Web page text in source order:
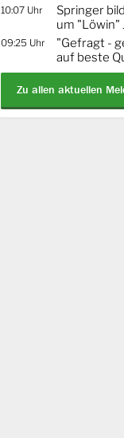
10:07 Uhr
Springer
um "Löwin"
09:25 Uhr
"Gefragt -
auf beste
Zu allen aktuellen